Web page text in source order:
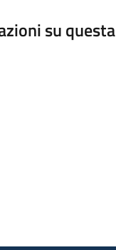
su questa